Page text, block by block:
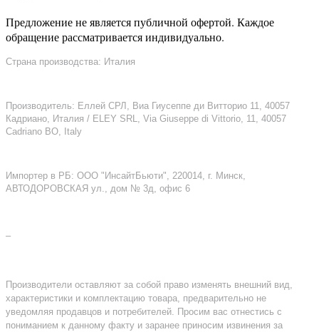
Предложение не является публичной офертой. Каждое
обращение рассматривается индивидуально.
Страна производства: Италия
Производитель: Еллей СРЛ, Виа Гиусеппе ди Витторио 11, 40057
Кадриано, Италия / ELEY SRL, Via Giuseppe di Vittorio, 11, 40057
Cadriano BO, Italy
Импортер в РБ: ООО "ИнсайтБьюти", 220014, г. Минск,
АВТОДОРОВСКАЯ ул., дом № 3д, офис 6
–
Производители оставляют за собой право изменять внешний вид,
характеристики и комплектацию товара, предварительно не
уведомляя продавцов и потребителей. Просим вас отнестись с
пониманием к данному факту и заранее приносим извинения за